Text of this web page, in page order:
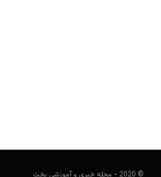
© 2020 - مجله خبری و آموزشی بخت